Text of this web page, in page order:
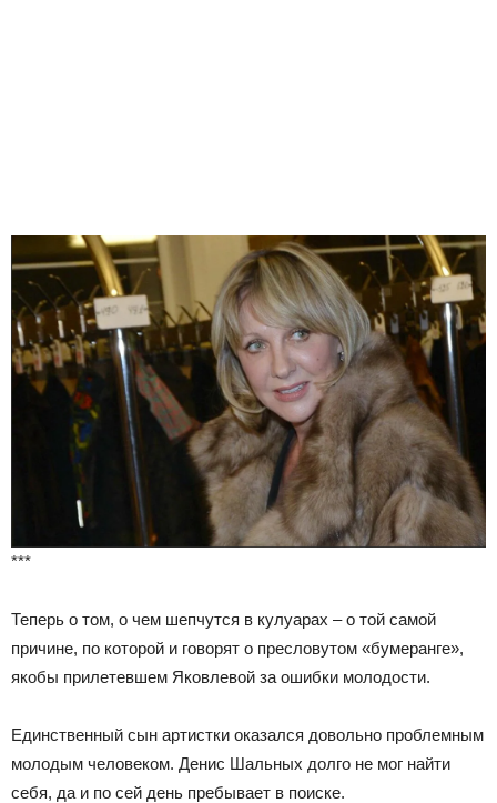
***
Теперь о том, о чем шепчутся в кулуарах – о той самой
причине, по которой и говорят о пресловутом «бумеранге»,
якобы прилетевшем Яковлевой за ошибки молодости.
Единственный сын артистки оказался довольно проблемным
молодым человеком. Денис Шальных долго не мог найти
себя, да и по сей день пребывает в поиске.